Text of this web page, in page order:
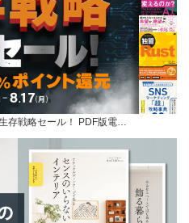
存戦略セール！ PDF版電…